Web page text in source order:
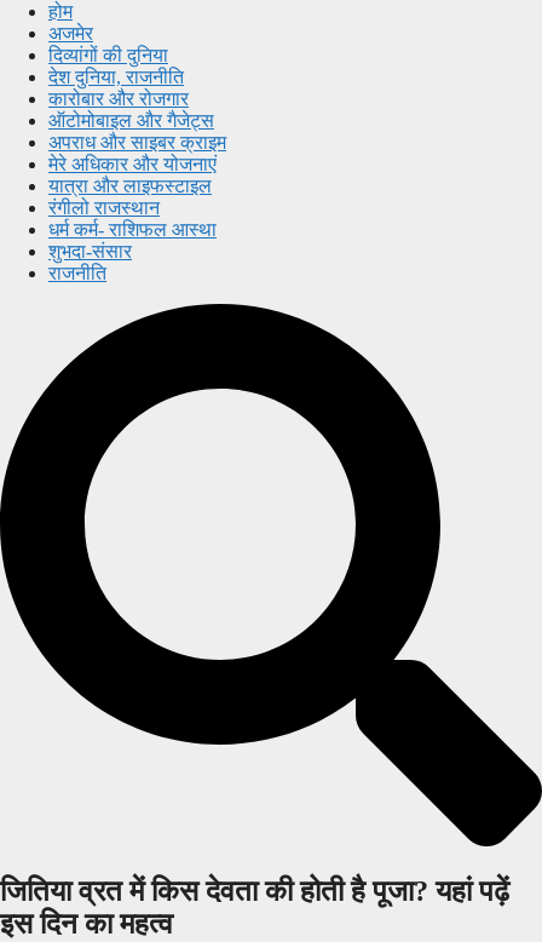
होम
अजमेर
दिव्यांगों की दुनिया
देश दुनिया, राजनीति
कारोबार और रोजगार
ऑटोमोबाइल और गैजेट्स
अपराध और साइबर क्राइम
मेरे अधिकार और योजनाएं
यात्रा और लाइफस्टाइल
रंगीलो राजस्थान
धर्म कर्म- राशिफल आस्था
शुभदा-संसार
राजनीति
जितिया व्रत में किस देवता की होती है पूजा? यहां पढ़ें
इस दिन का महत्व